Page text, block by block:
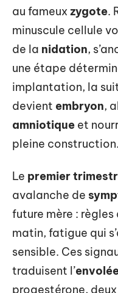
au fameux zygote.
minuscule cellule
de la nidation,
une étape
implantation, la
devient embryon,
amniotique et
pleine construction.
Le premier
avalanche de
future mère : règles
matin, fatigue qui
sensible. Ces
traduisent l’
progestérone,